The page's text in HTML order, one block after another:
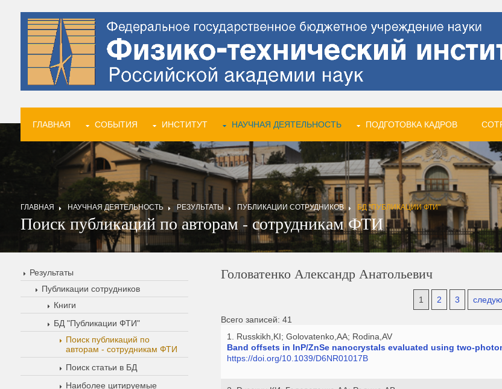
ГЛАВНАЯ СОБЫТИЯ ИНСТИТУТ НАУЧНАЯ ДЕЯТЕЛЬНОСТЬ ПОДГОТОВКА КАДРОВ
ГЛАВНАЯ НАУЧНАЯ ДЕЯТЕЛЬНОСТЬ РЕЗУЛЬТАТЫ ПУБЛИКАЦИИ СОТРУДНИКОВ БД "ПУБЛИКАЦИИ ФТИ"
Поиск публикаций по авторам - сотрудникам ФТИ
Результаты
Публикации сотрудников
Книги
БД "Публикации ФТИ"
Поиск публикаций по
авторам - сотрудникам ФТИ
Поиск статьи в БД
Наиболее цитируемые
Головатенко Александр Анатольевич
1 2 3
Всего записей: 41
1. Russkikh,KI; Golovatenko,AA; Rodina,AV
Band offsets in InP/ZnSe nanocrystals evaluated using two-
https://doi.org/10.1039/D6NR01017B